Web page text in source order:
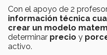
Con el apoyo de 2
información técnica
crear un modelo
determinar precio y
activo.